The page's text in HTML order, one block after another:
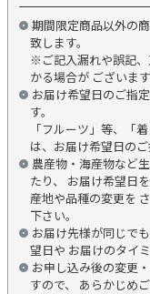
期間限定商品以外の
致します。
※ご記入漏れや誤記
かる場合が ございま
お届け希望日のご指
す。
「フルーツ」等、「
は、お届け希望日の
農産物・海産物など
たり、 お届け希望日
産地や品種の変更を
下さい。
お届け先様が同じで
望日や お届けのタイ
お申し込み後の変更
すので、 あらかじめご